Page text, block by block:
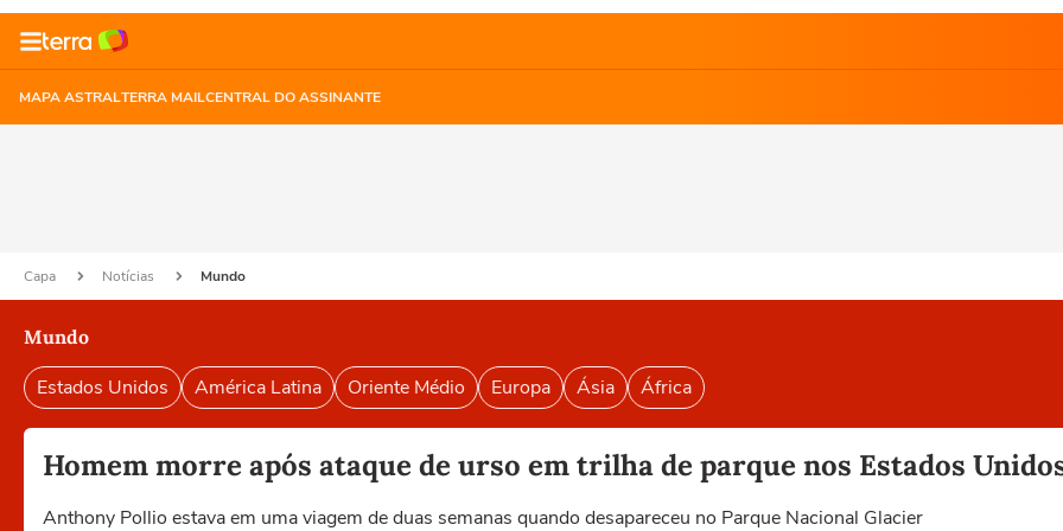
MAPA ASTRALTERRA MAILCENTRAL DO ASSINANTE
Capa Notícias Mundo
Mundo
Estados Unidos América Latina Oriente Médio Europa Ásia África
Homem morre após ataque de urso em trilha de parque nos Estados
Anthony Pollio estava em uma viagem de duas semanas quando desapareceu no Parque Nacional Glacier